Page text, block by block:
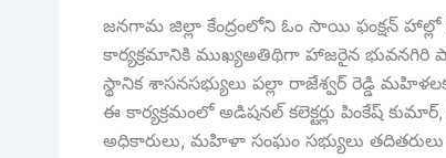
జనగామ జిల్లా కేంద్రంలోని ఓం సాయి ఫంక్షన్
కార్యక్రమానికి ముఖ్యఅతిథిగా హాజరైన భువనగిరి
స్థానిక శాసనసభ్యులు పల్లా రాజేశ్వర్ రెడ్డి
ఈ కార్యక్రమంలో అడిషనల్ కలెక్టర్లు పింకేష్
అధికారులు, మహిళా సంఘం సభ్యులు తదితరులు